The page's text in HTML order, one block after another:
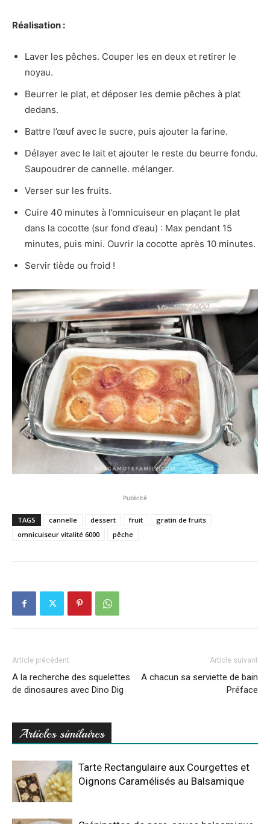
Réalisation :
Laver les pêches. Couper les en deux et retirer le
noyau.
Beurrer le plat, et déposer les demie pêches à plat
dedans.
Battre l’œuf avec le sucre, puis ajouter la farine.
Délayer avec le lait et ajouter le reste du beurre fondu.
Saupoudrer de cannelle. mélanger.
Verser sur les fruits.
Cuire 40 minutes à l’omnicuiseur en plaçant le plat
dans la cocotte (sur fond d’eau) : Max pendant 15
minutes, puis mini. Ouvrir la cocotte après 10 minutes.
Servir tiède ou froid !
Publicité
TAGS cannelle dessert fruit
gratin de fruits
omnicuiseur vitalité 6000
pêche
Article précédent
A la recherche des squelettes
de dinosaures avec Dino Dig
Article suivant
A chacun sa serviette de bain
Préface
Articles similaires
Tarte Rectangulaire aux Courgettes et
Oignons Caramélisés au Balsamique